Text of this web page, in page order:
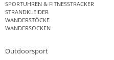
SPORTUHREN & FITNESSTRACKER
STRANDKLEIDER
WANDERSTÖCKE
WANDERSOCKEN
Outdoorsport